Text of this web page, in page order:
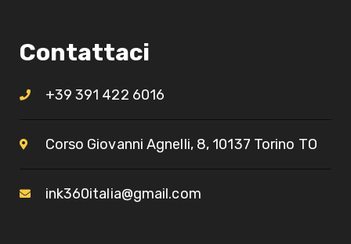
Contattaci
+39 391 422 6016
Corso Giovanni Agnelli, 8, 10137 Torino TO​
ink360italia@gmail.com